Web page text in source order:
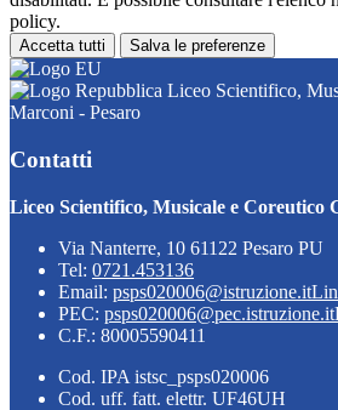
policy.
Accetta tutti Salva le preferenze
Liceo Scientifico,
Marconi - Pesaro
Contatti
Liceo Scientifico, Musicale e Coreutico
Via Nanterre, 10 61122 Pesaro PU
Tel: 0721.453136
Email: psps020006@istruzione.it
PEC: psps020006@pec.istruzione.it
C.F.: 80005590411
Cod. IPA istsc_psps020006
Cod. uff. fatt. elettr. UF46UH